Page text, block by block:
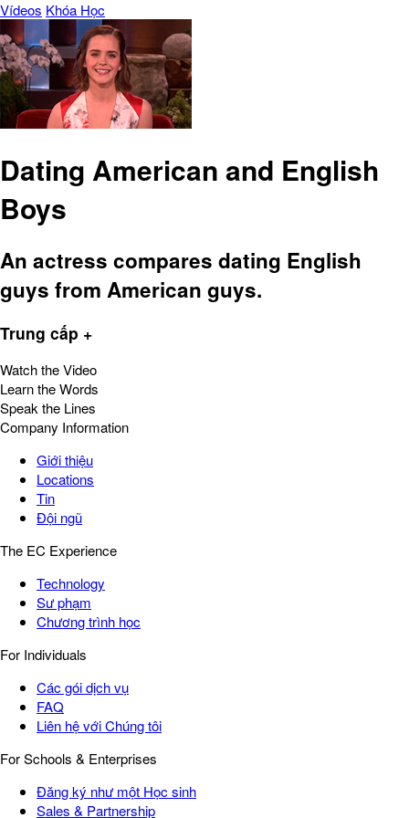
Vídeos Khóa Học
Dating American and English
Boys
An actress compares dating English
guys from American guys.
Trung cấp +
Watch the Video
Learn the Words
Speak the Lines
Company Information
Giới thiệu
Locations
Tin
Đội ngũ
The EC Experience
Technology
Sư phạm
Chương trình học
For Individuals
Các gói dịch vụ
FAQ
Liên hệ với Chúng tôi
For Schools & Enterprises
Đăng ký như một Học sinh
Sales & Partnership